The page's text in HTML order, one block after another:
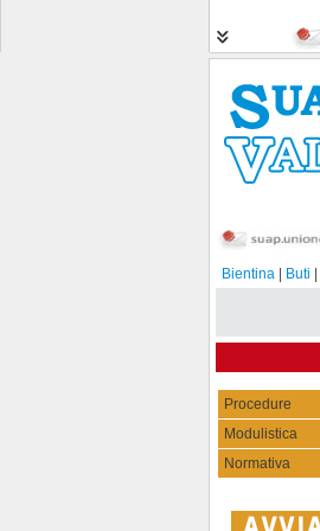
Bientina Buti
Procedure
Modulistica
Normativa